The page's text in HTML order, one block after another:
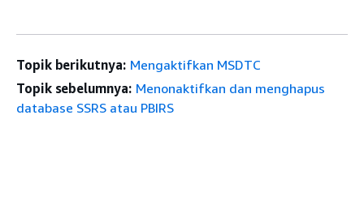
Topik berikutnya: Mengaktifkan MSDTC
Topik sebelumnya: Menonaktifkan dan menghapus
database SSRS atau PBIRS